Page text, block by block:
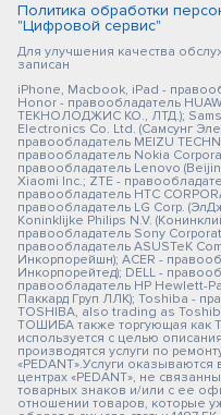
Политика обработки
"Цифровой сервис"
Для улучшения качества
записан
iPhone, Macbook, iPad -
Honor - правообладатель
ТЕКНОЛОДЖИС КО., ЛТД.);
Electronics Co. Ltd. (Самсунг
правообладатель MEIZU
правообладатель Nokia
правообладатель Lenovo
Xiaomi Inc.; ZTE -
правообладатель HTC
правообладатель LG Corp.
Koninklijke Philips N.V.
правообладатель Sony
правообладатель ASUSTeK
Инкорпорейшн); ACER -
Инкорпорейтед); DELL -
правообладатель HP Hewlett-
Паккард Груп ЛЛК); Toshiba -
TOSHIBA, also trading as
ТОШИБА также торгующая как
используется с целью
производятся услуги по
«PEDANT».Услуги
центрах «PEDANT», не
товарных знаков и/или с ее
отношении товаров, которые